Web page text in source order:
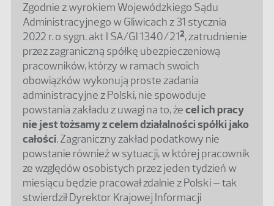
Zgodnie z wyrokiem Wojewódzkiego Sądu
Administracyjnego w Gliwicach z 31 stycznia
2022 r. o sygn. akt I SA/Gl 1340/212, zatrudnienie
przez zagraniczną spółkę ubezpieczeniową
pracowników, którzy w ramach swoich
obowiązków wykonują proste zadania
administracyjne z Polski, nie spowoduje
powstania zakładu z uwagi na to, żecel ich pracy
nie jest tożsamy z celem działalności spółki jako
całości. Zagraniczny zakład podatkowy nie
powstanie również w sytuacji, w której pracownik
ze względów osobistych przez jeden tydzień w
miesiącu będzie pracował zdalnie z Polski – tak
stwierdził Dyrektor Krajowej Informacji